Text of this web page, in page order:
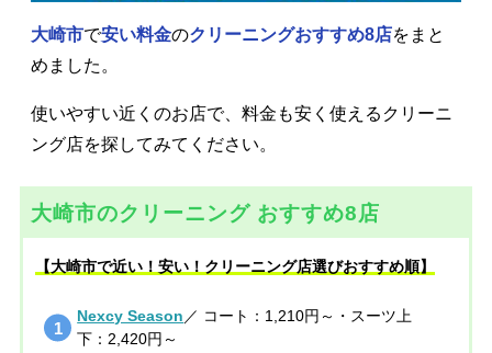
大崎市で安い料金のクリーニングおすすめ8店をまと
めました。
使いやすい近くのお店で、料金も安く使えるクリーニ
ング店を探してみてください。
大崎市のクリーニング おすすめ8店
【大崎市で近い！安い！クリーニング店選びおすすめ順】
Nexcy Season ／ コート：1,210円～・スーツ上
下：2,420円～